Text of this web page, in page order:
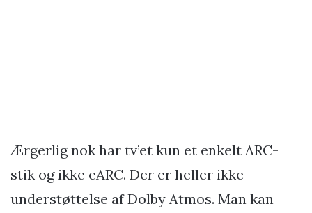
Ærgerlig nok har tv’et kun et enkelt ARC-
stik og ikke eARC. Der er heller ikke
understøttelse af Dolby Atmos. Man kan